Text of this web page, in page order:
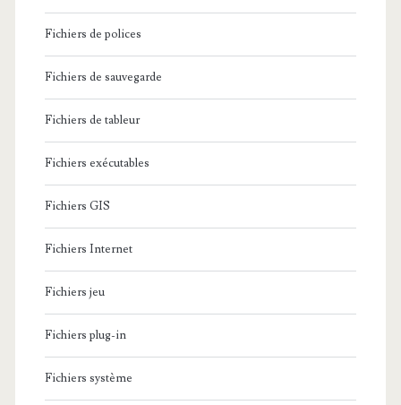
Fichiers de polices
Fichiers de sauvegarde
Fichiers de tableur
Fichiers exécutables
Fichiers GIS
Fichiers Internet
Fichiers jeu
Fichiers plug-in
Fichiers système